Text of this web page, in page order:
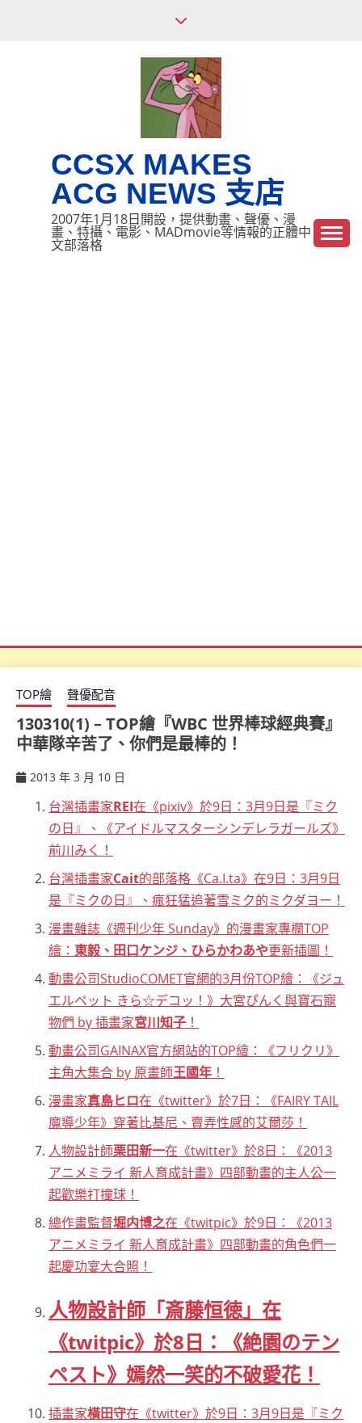
CCSX MAKES
ACG NEWS 支店
2007年1月18日開設，提供動畫、聲優、漫
畫、特攝、電影、MADmovie等情報的正體中
文部落格
TOP繪 聲優配音
130310(1) – TOP繪『WBC 世界棒球經典賽』
中華隊辛苦了、你們是最棒的！
2013 年 3 月 10 日
台灣插畫家REI在《pixiv》於9日：3月9日是『ミク
の日』、《アイドルマスターシンデレラガールズ》
前川みく！
台灣插畫家Cait的部落格《Ca.I.ta》在9日：3月9日
是『ミクの日』、瘋狂猛追著雪ミク的ミクダヨー！
漫畫雜誌《週刊少年 Sunday》的漫畫家專欄TOP
繪： 東毅、田口ケンジ、ひらかわあや更新插圖！
動畫公司StudioCOMET官網的3月份TOP繪：《ジュ
エルペット きら☆デコッ！》大宮ぴんく與寶石寵
物們 by 插畫家宮川知子 ！
動畫公司GAINAX官方網站的TOP繪：《フリクリ》
主角大集合 by 原畫師王國年 ！
漫畫家真島ヒロ在《twitter》於7日：《FAIRY TAIL
魔導少年》穿著比基尼、賣弄性感的艾爾莎！
人物設計師栗田新一在《twitter》於8日：《2013
アニメミライ 新人育成計畫》四部動畫的主人公一
起歡樂打撞球！
總作畫監督堀内博之在《twitpic》於9日：《2013
アニメミライ 新人育成計畫》四部動畫的角色們一
起慶功宴大合照！
人物設計師「斎藤恒徳」在
《twitpic》於8日：《絶園のテン
ペスト》嫣然一笑的不破愛花！
插畫家橫田守在《twitter》於9日：3月9日是『ミク